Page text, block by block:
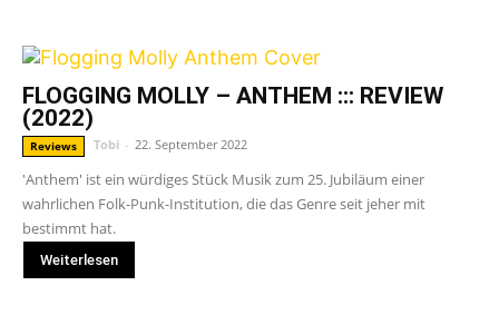
FLOGGING MOLLY – ANTHEM ::: REVIEW
(2022)
Reviews Tobi - 22. September 2022
'Anthem' ist ein würdiges Stück Musik zum 25. Jubiläum einer
wahrlichen Folk-Punk-Institution, die das Genre seit jeher mit
bestimmt hat.
Weiterlesen